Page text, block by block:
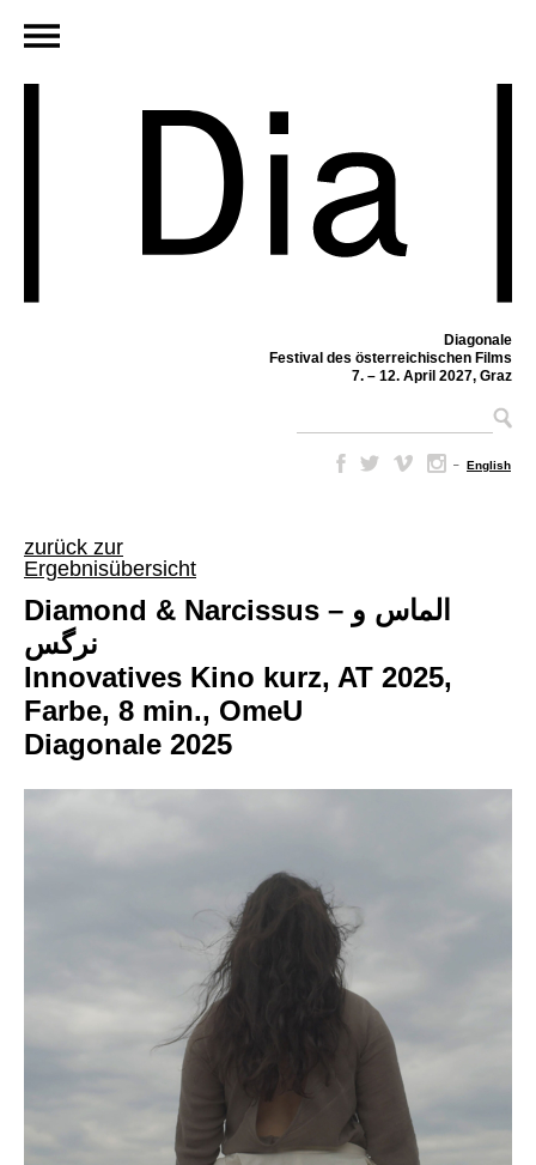
Diagonale
Festival des österreichischen Films
7. – 12. April 2027, Graz
– English
zurück zur
Ergebnisübersicht
Diamond & Narcissus – الماس و
نرگس
Innovatives Kino kurz, AT 2025,
Farbe, 8 min., OmeU
Diagonale 2025